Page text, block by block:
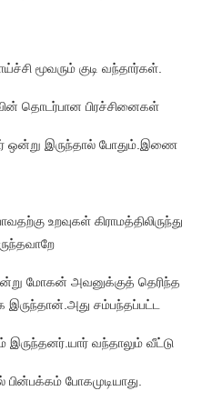
மூவரும் குடி வந்தார்கள்.
தொடர்பான பிரச்சினைகள்
ஒன்று இருந்தால் போதும்.இணை
உறவுகள் கிராமத்திலிருந்து
மோகன் அவனுக்குத் தெரிந்த
இருந்தான்.அது சம்பந்தப்பட்ட
வந்தாலும் வீட்டு
போகமுடியாது.